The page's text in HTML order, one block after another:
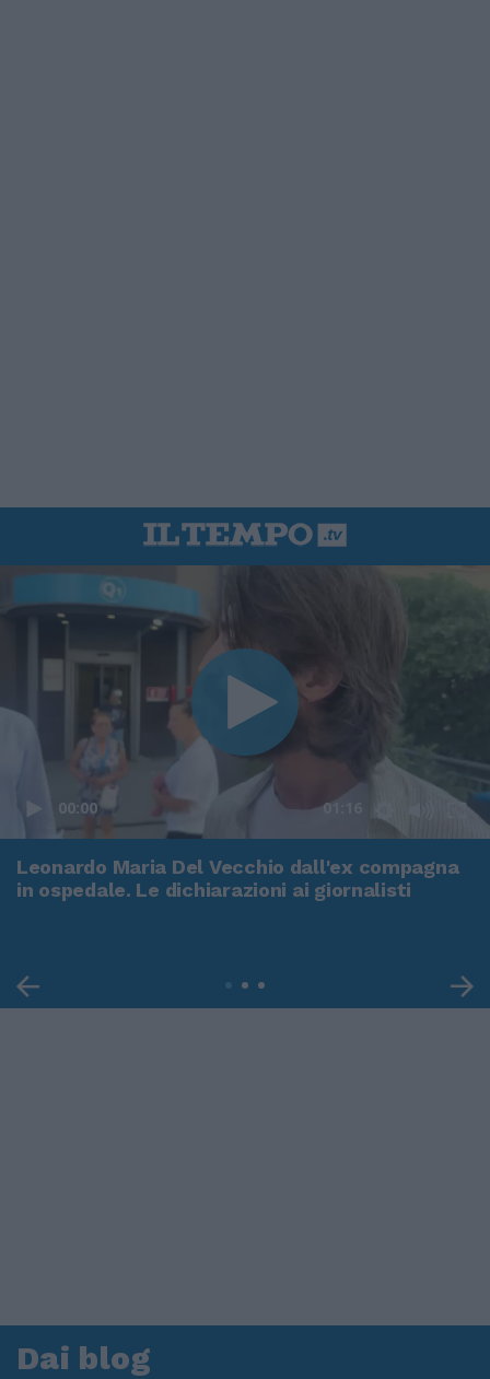
00:00 01:16
Leonardo Maria Del Vecchio dall'ex compagna
in ospedale. Le dichiarazioni ai giornalisti
Dai blog